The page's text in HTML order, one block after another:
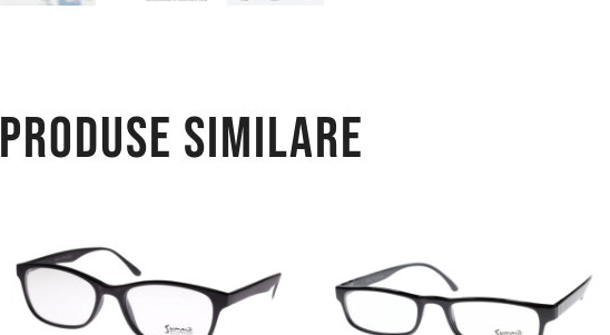
Produse similare